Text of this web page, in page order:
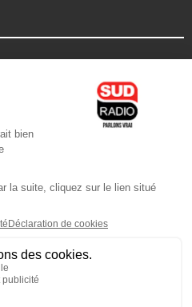
Android
l'application
Radio / Pierre Olivier